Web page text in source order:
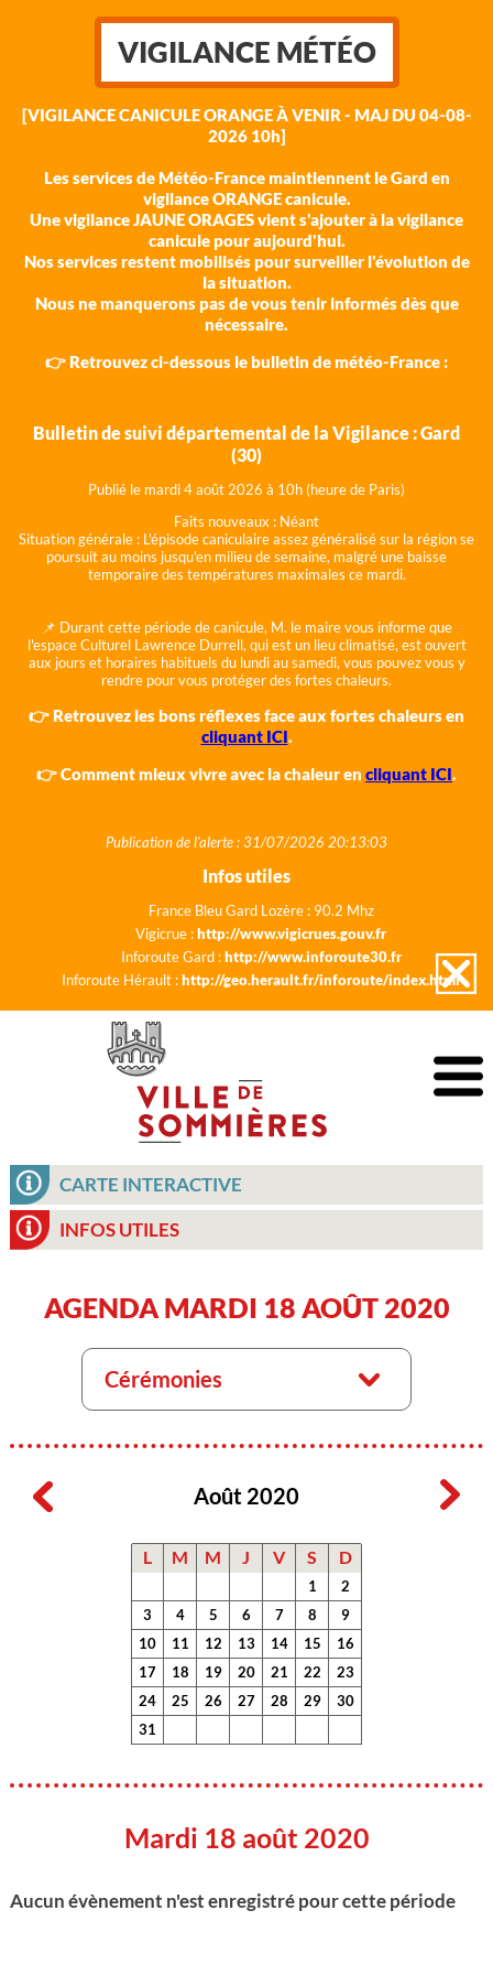
VIGILANCE MÉTÉO
[VIGILANCE CANICULE ORANGE À VENIR - MAJ DU 04-08-
2026 10h]
Les services de Météo-France maintiennent le Gard en
vigilance ORANGE canicule.
Une vigilance JAUNE ORAGES vient s'ajouter à la vigilance
canicule pour aujourd'hui.
Nos services restent mobilisés pour surveiller l'évolution de
la situation.
Nous ne manquerons pas de vous tenir informés dès que
nécessaire.
👉 Retrouvez ci-dessous le bulletin de météo-France :
Bulletin de suivi départemental de la Vigilance : Gard
(30)
Publié le mardi 4 août 2026 à 10h (heure de Paris)
Faits nouveaux : Néant
Situation générale : L'épisode caniculaire assez généralisé sur la région se
poursuit au moins jusqu'en milieu de semaine, malgré une baisse
temporaire des températures maximales ce mardi.
📌 Durant cette période de canicule, M. le maire vous informe que
l'espace Culturel Lawrence Durrell, qui est un lieu climatisé, est ouvert
aux jours et horaires habituels du lundi au samedi, vous pouvez vous y
rendre pour vous protéger des fortes chaleurs.
👉 Retrouvez les bons réflexes face aux fortes chaleurs en
cliquant ICI.
👉 Comment mieux vivre avec la chaleur en cliquant ICI.
Publication de l'alerte : 31/07/2026 20:13:03
Infos utiles
France Bleu Gard Lozère : 90.2 Mhz
Vigicrue :http://www.vigicrues.gouv.fr
Inforoute Gard :http://www.inforoute30.fr
Inforoute Hérault :http://geo.herault.fr/inforoute/index.html
CARTE INTERACTIVE
INFOS UTILES
AGENDA MARDI 18 AOÛT 2020
Cérémonies
Août 2020
L M M J V S D
1
2
3
4 5 6 7 8
9
10
11 12 13 14 15
16
17
18 19 20 21 22
23
24
25 26 27 28 29
30
31
Mardi 18 août 2020
Aucun évènement n'est enregistré pour cette période